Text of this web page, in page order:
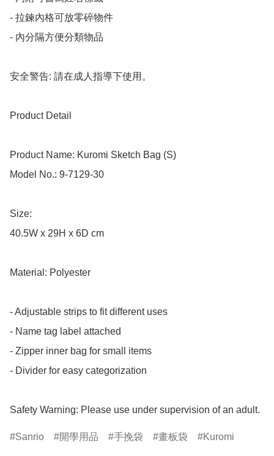
- 拉鍊內格可放零碎物件
- 內分隔方便分類物品
安全警告: 請在成人指導下使用。
Product Detail
Product Name: Kuromi Sketch Bag (S)
Model No.: 9-7129-30
Size:
40.5W x 29H x 6D cm
Material: Polyester
- Adjustable strips to fit different uses
- Name tag label attached
- Zipper inner bag for small items
- Divider for easy categorization
Safety Warning: Please use under supervision of an adult.
Sanrio 開學用品 手挽袋 畫板袋 Kuromi